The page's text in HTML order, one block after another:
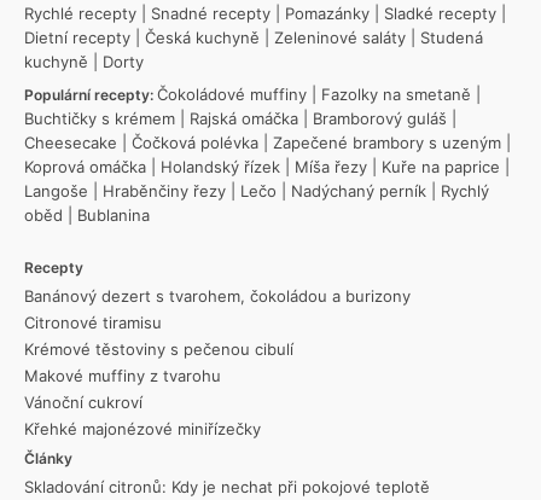
Rychlé recepty
Snadné recepty Pomazánky Sladké recepty
Dietní recepty
Česká kuchyně Zeleninové saláty
Studená
kuchyně
Dorty
Populární recepty: Čokoládové muffiny Fazolky na smetaně
Buchtičky s krémem
Rajská omáčka Bramborový guláš
Cheesecake
Čočková polévka Zapečené brambory s uzeným
Koprová omáčka
Holandský řízek Míša řezy Kuře na paprice
Langoše
Hraběnčiny řezy Lečo Nadýchaný perník
Rychlý
oběd
Bublanina
Recepty
Banánový dezert s tvarohem, čokoládou a burizony
Citronové tiramisu
Krémové těstoviny s pečenou cibulí
Makové muffiny z tvarohu
Vánoční cukroví
Křehké majonézové miniřízečky
Články
Skladování citronů: Kdy je nechat při pokojové teplotě